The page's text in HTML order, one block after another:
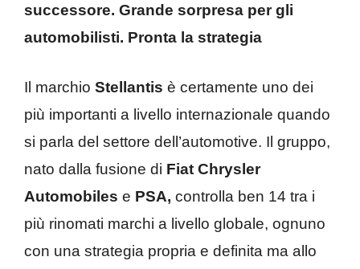
successore. Grande sorpresa per gli
automobilisti. Pronta la strategia
Il marchio Stellantis è certamente uno dei
più importanti a livello internazionale quando
si parla del settore dell’automotive. Il gruppo,
nato dalla fusione di Fiat Chrysler
Automobiles e PSA, controlla ben 14 tra i
più rinomati marchi a livello globale, ognuno
con una strategia propria e definita ma allo